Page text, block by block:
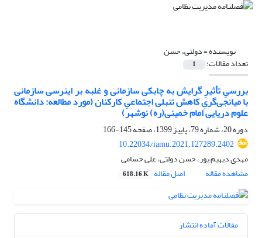
نویسنده =دولتی، حسن
تعداد مقالات: 1
بررسیِ تأثیرِ گرایش به چابکی سازمانی و غلبه بر اینرسی سازمانی
با میانجی‌گریِ کاهش تنبلی اجتماعیِ کارکنان (مورد مطالعه: دانشگاه
علوم دریایی امام خمینی(ره) نوشهر)
دوره 20، شماره 79، پاییز 1399، صفحه
145-166
10.22034/iamu.2021.127289.2402
مهدی دیهیم پور، حسن دولتی، علی حسامی
مشاهده مقاله
اصل مقاله 618.16 K
مقالات آماده انتشار